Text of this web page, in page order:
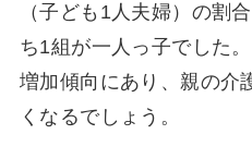
（子ども1人夫婦）の割
ち1組が一人っ子でした
増加傾向にあり、親の介
くなるでしょう。